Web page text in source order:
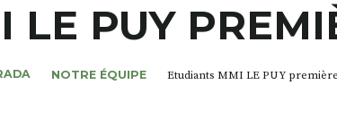
LE PUY
NOTRE ÉQUIPE Etudiants MMI LE PUY